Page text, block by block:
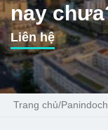
nay
Liên hệ
Trang chủ/